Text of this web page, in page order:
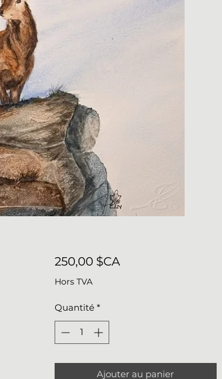
250,00 $CAPrix
Hors TVA
Quantité *
Ajouter au panier